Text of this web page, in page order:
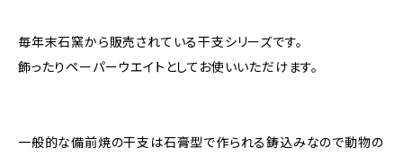
毎年末石窯から販売されている干支シリーズです。
飾ったりペーパーウエイトとしてお使いいただけます。
一般的な備前焼の干支は石膏型で作られる鋳込みなので動物の